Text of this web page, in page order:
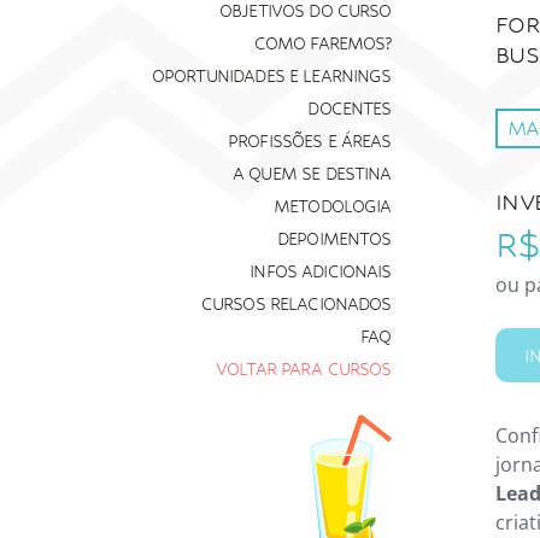
OBJETIVOS DO CURSO
COMO FAREMOS?
OPORTUNIDADES E LEARNINGS
DOCENTES
PROFISSÕES E ÁREAS
A QUEM SE DESTINA
METODOLOGIA
DEPOIMENTOS
INFOS ADICIONAIS
CURSOS RELACIONADOS
FAQ
VOLTAR PARA CURSOS
ou